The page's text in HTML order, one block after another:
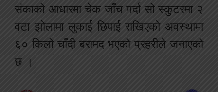
संकाको आधारमा चेक जाँच गर्दा सो स्कुटरमा २
वटा झोलामा लुकाई छिपाई राखिएको अवस्थामा
६० किलो चाँदी बरामद भएको प्रहरीले जनाएको
छ ।